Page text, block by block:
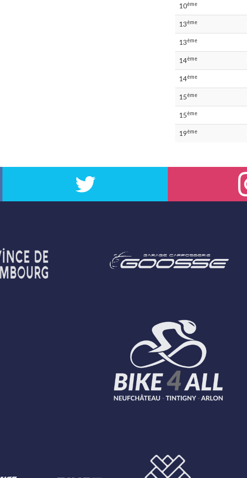
10ème
13ème
13ème
14ème
14ème
15ème
15ème
19ème